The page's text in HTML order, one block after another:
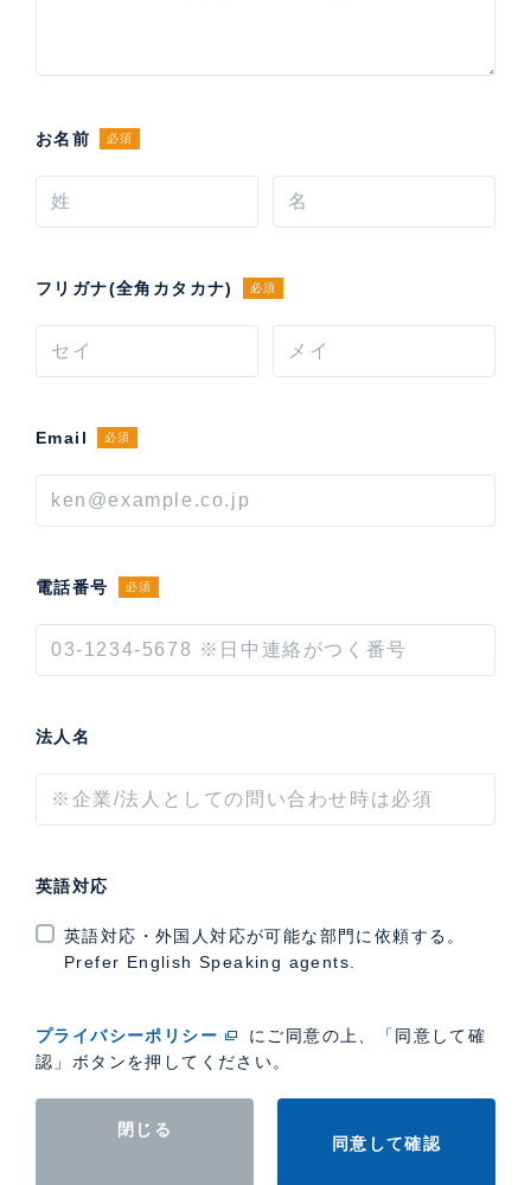
お名前 必須
フリガナ(全角カタカナ) 必須
Email 必須
電話番号 必須
法人名
英語対応
英語対応・外国人対応が可能な部門に依頼する。
Prefer English Speaking agents.
プライバシーポリシー
にご同意の上、「同意して確
認」ボタンを押してください。
閉じる
同意して確認